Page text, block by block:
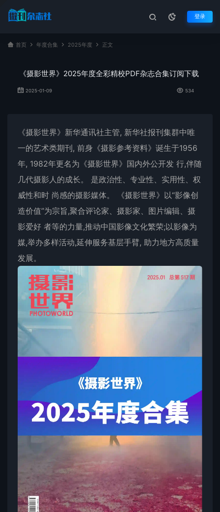
登录
首页 年度合集 2025年度 正文
《摄影世界》2025年度全彩精校PDF杂志合集订阅下载
2025-01-09 534
《摄影世界》新华通讯社主管, 新华社报刊集群中唯
一的艺术类期刊, 前身《摄影参考资料》诞生于1956
年, 1982年更名为《摄影世界》国内外公开发 行,伴随
几代摄影人的成长。 是政治性、专业性、实用性、权
威性和时 尚感的摄影媒体。 《摄影世界》以“影像创
造价值”为宗旨,聚合评论家、摄影家、图片编辑、摄
影爱好 者等的力量,推动中国影像文化繁荣;以影像为
媒,举办多样活动,延伸服务基层手臂, 助力地方高质量
发展。